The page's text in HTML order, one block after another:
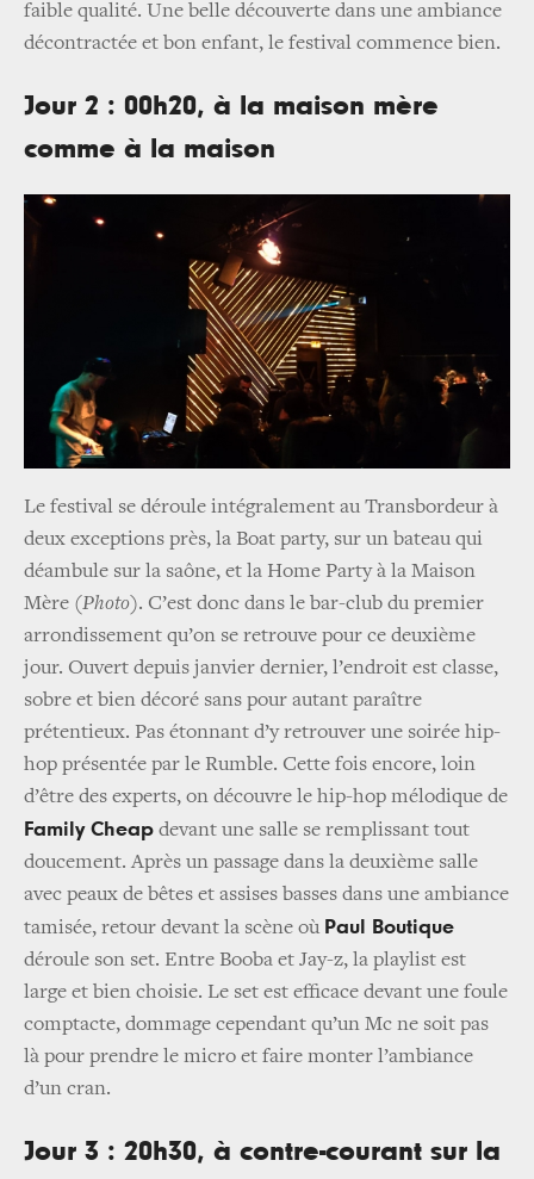
faible qualité. Une belle découverte dans une ambiance
décontractée et bon enfant, le festival commence bien.
Jour 2 : 00h20, à la maison mère
comme à la maison
Le festival se déroule intégralement au Transbordeur à
deux exceptions près, la Boat party, sur un bateau qui
déambule sur la saône, et la Home Party à la Maison
Mère (Photo). C’est donc dans le bar-club du premier
arrondissement qu’on se retrouve pour ce deuxième
jour. Ouvert depuis janvier dernier, l’endroit est classe,
sobre et bien décoré sans pour autant paraître
prétentieux. Pas étonnant d’y retrouver une soirée hip-
hop présentée par le Rumble. Cette fois encore, loin
d’être des experts, on découvre le hip-hop mélodique de
Family Cheap devant une salle se remplissant tout
doucement. Après un passage dans la deuxième salle
avec peaux de bêtes et assises basses dans une ambiance
tamisée, retour devant la scène où Paul Boutique
déroule son set. Entre Booba et Jay-z, la playlist est
large et bien choisie. Le set est efficace devant une foule
comptacte, dommage cependant qu’un Mc ne soit pas
là pour prendre le micro et faire monter l’ambiance
d’un cran.
Jour 3 : 20h30, à contre-courant sur la